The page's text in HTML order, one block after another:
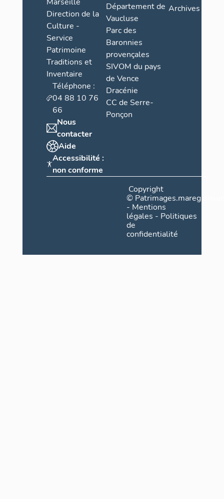
Direction de la
Culture -
Service
Patrimoine
Traditions et
Inventaire
Téléphone :
04 88 10 76
66
Nous
contacter
Aide
Accessibilité :
non conforme
Département de
Vaucluse
Parc des
Baronnies
provençales
SIVOM du pays
de Vence
Dracénie
CC de Serre-
Ponçon
Archives
Copyright
©
- Mentions
légales - Politiques
de
confidentialité